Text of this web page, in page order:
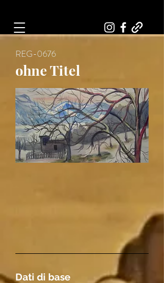
REG-0676
ohne Titel
Dati di base